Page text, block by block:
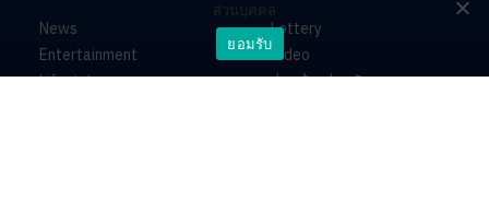
News
Entertainment
Lifestyle
Lottery
Video
ร่วมด้วยช่วยกัน
ส่วนบุคคล
ยอมรับ